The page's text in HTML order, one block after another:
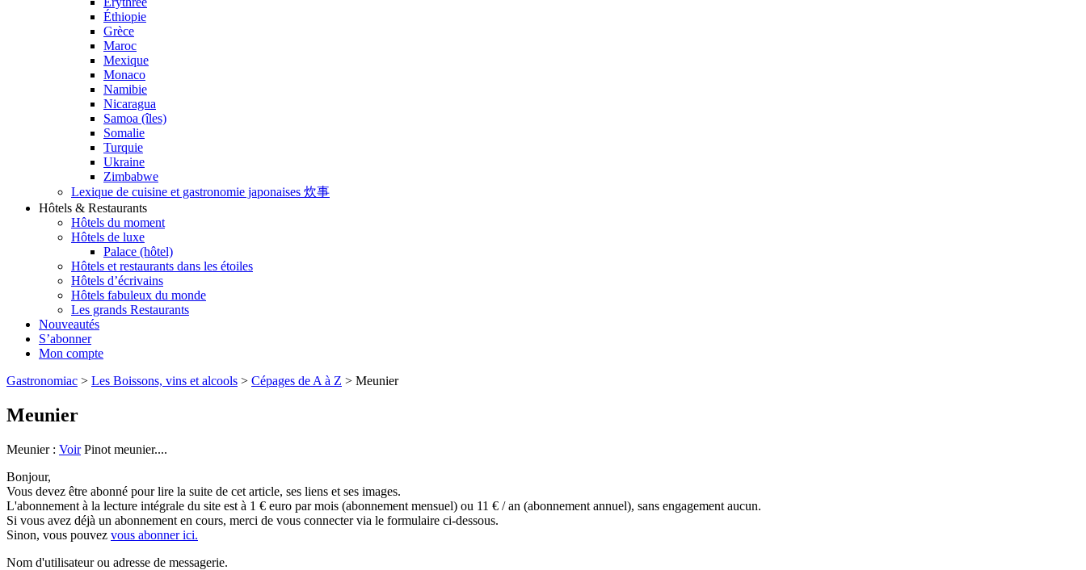
Éthiopie
Grèce
Maroc
Mexique
Monaco
Namibie
Nicaragua
Samoa (îles)
Somalie
Turquie
Ukraine
Zimbabwe
Lexique de cuisine et gastronomie japonaises 炊事
Hôtels & Restaurants
Hôtels du moment
Hôtels de luxe
Palace (hôtel)
Hôtels et restaurants dans les étoiles
Hôtels d’écrivains
Hôtels fabuleux du monde
Les grands Restaurants
Nouveautés
S’abonner
Mon compte
Gastronomiac > Les Boissons, vins et alcools > Cépages de A à Z > Meunier
Meunier
Meunier : VoirPinot meunier....
Bonjour,
Vous devez être abonné pour lire la suite de cet article, ses liens et ses images.
L'abonnement à la lecture intégrale du site est à 1 € euro par mois (abonnement mensuel) ou 11 € / an (abonnement annuel), sans engagement aucun.
Si vous avez déjà un abonnement en cours, merci de vous connecter via le formulaire ci-dessous.
Sinon, vous pouvez vous abonner ici.
Nom d'utilisateur ou adresse de messagerie.